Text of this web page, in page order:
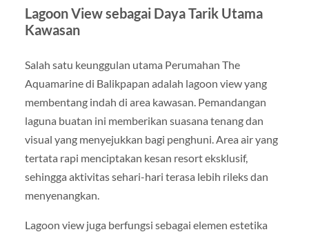
Lagoon View sebagai Daya Tarik Utama
Kawasan
Salah satu keunggulan utama Perumahan The
Aquamarine di Balikpapan adalah lagoon view yang
membentang indah di area kawasan. Pemandangan
laguna buatan ini memberikan suasana tenang dan
visual yang menyejukkan bagi penghuni. Area air yang
tertata rapi menciptakan kesan resort eksklusif,
sehingga aktivitas sehari-hari terasa lebih rileks dan
menyenangkan.
Lagoon view juga berfungsi sebagai elemen estetika